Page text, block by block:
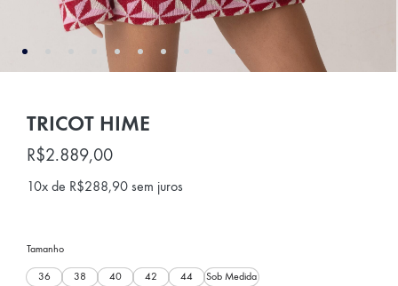
TRICOT HIME
R$2.889,00
10x de R$288,90 sem juros
Tamanho
36 38 40 42 44 Sob Medida